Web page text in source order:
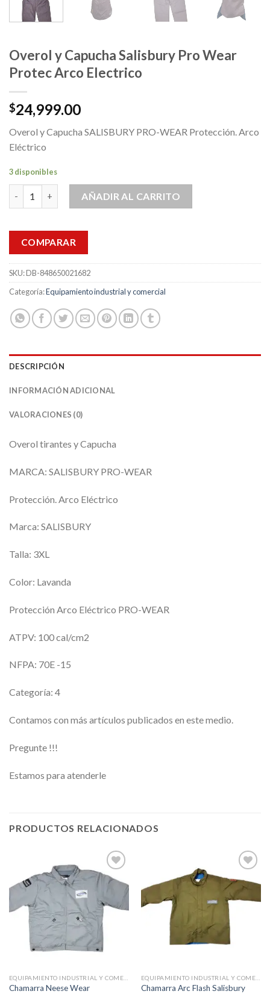
Overol y Capucha Salisbury Pro Wear
Protec Arco Electrico
$24,999.00
Overol y Capucha SALISBURY PRO-WEAR Protección. Arco
Eléctrico
3 disponibles
Overol y Capucha Salisbury Pro Wear Protec Arco Electrico
AÑADIR AL CARRITO
COMPARAR
SKU:DB-848650021682
Categoría:Equipamiento industrial y comercial
DESCRIPCIÓN
INFORMACIÓN ADICIONAL
VALORACIONES (0)
Overol tirantes y Capucha
MARCA: SALISBURY PRO-WEAR
Protección. Arco Eléctrico
Marca: SALISBURY
Talla: 3XL
Color: Lavanda
Protección Arco Eléctrico PRO-WEAR
ATPV: 100 cal/cm2
NFPA: 70E -15
Categoría: 4
Contamos con más artículos publicados en este medio.
Pregunte !!!
Estamos para atenderle
PRODUCTOS RELACIONADOS
Añadir
deseos
Chamarra Neese Wear
Añadir
a la
lista de
deseos
Chamarra Arc Flash Salisbury